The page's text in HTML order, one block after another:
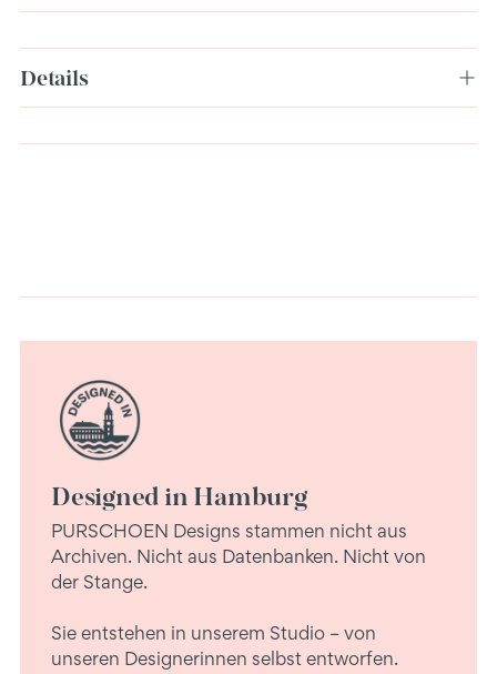
in
den
Details
Designed in Hamburg
PURSCHOEN Designs stammen nicht aus
Archiven. Nicht aus Datenbanken. Nicht von
der Stange.
Sie entstehen in unserem Studio – von
unseren Designerinnen selbst entworfen.